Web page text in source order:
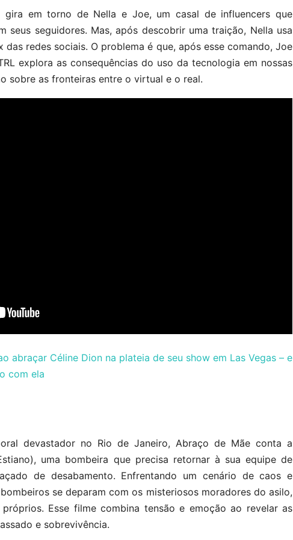
gira em torno de Nella e Joe, um casal de influencers que
seus seguidores. Mas, após descobrir uma traição, Nella usa
das redes sociais. O problema é que, após esse comando, Joe
explora as consequências do uso da tecnologia em nossas
sobre as fronteiras entre o virtual e o real.
abraçar Céline Dion na plateia de seu show em Las Vegas – e
com ela
devastador no Rio de Janeiro, Abraço de Mãe conta a
uma bombeira que precisa retornar à sua equipe de
de desabamento. Enfrentando um cenário de caos e
se deparam com os misteriosos moradores do asilo,
Esse filme combina tensão e emoção ao revelar as
e sobrevivência.